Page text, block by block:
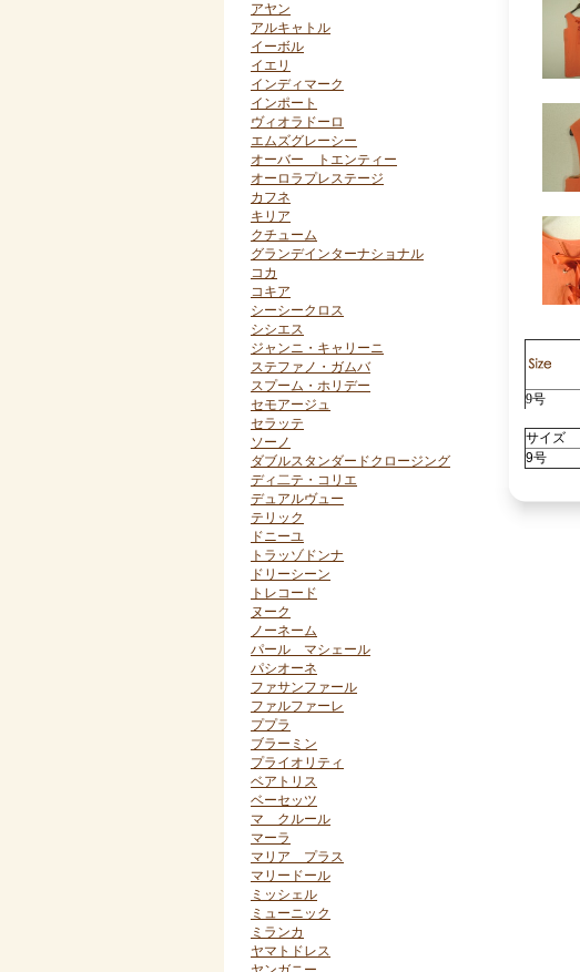
アヤン
アルキャトル
イーボル
イエリ
インディマーク
インポート
ヴィオラドーロ
エムズグレーシー
オーバー トエンティー
オーロラプレステージ
カフネ
キリア
クチューム
グランデインターナショナル
コカ
コキア
シーシークロス
シシエス
ジャンニ・キャリーニ
ステファノ・ガムバ
スプーム・ホリデー
セモアージュ
セラッテ
ソーノ
ダブルスタンダードクロージング
ディ二テ・コリエ
デュアルヴュー
テリック
ドニーユ
トラッゾドンナ
ドリーシーン
トレコード
ヌーク
ノーネーム
パール マシェール
パシオーネ
ファサンファール
ファルファーレ
ププラ
ブラーミン
プライオリティ
ベアトリス
ベーセッツ
マ クルール
マーラ
マリア プラス
マリードール
ミッシェル
ミューニック
ミランカ
ヤマトドレス
9号
サイズ
9号